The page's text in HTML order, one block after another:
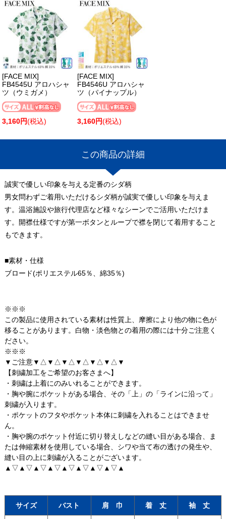
[FACE MIX]
FB4545U アロハシャ
ツ（ウミガメ）
3,160円(税込)
[FACE MIX]
FB4546U アロハシャ
ツ（パイナップル）
3,160円(税込)
この商品の詳細
誠実で優しい印象を与える定番のシダ柄
男女問わずご着用いただけるシダ柄が誠実で優しい印象を与えま
す。温浴施設や旅行代理店など様々なシーンでご活用いただけま
す。開襟仕様ですが第一ボタンとループで襟を閉じて着用すること
もできます。
■素材・仕様
ブロード(ポリエステル65％、綿35％)
※※※
この製品に使用されている素材は性質上、摩擦により他の物に色が
移ることがあります。白物・淡色物との着用の際には十分ご注意く
ださい。
※※※
▼ご注意▼△▼△▼△▼△▼△▼△▼
【刺繍加工をご希望のお客さまへ】
・刺繍は上着にのみいれることができます。
・胸や腕にポケットがある場合、その「上」の「ラインに沿って」
刺繍が入ります。
・ポケットのフタやポケット本体に刺繍を入れることはできませ
ん。
・胸や腕のポケット付近に切り替えしなどの縫い目がある場合、ま
たは伸縮素材を使用している場合、シワや当て布の透けの発生や、
縫い目の上に刺繍が入ることがございます。
▲▽▲▽▲▽▲▽▲▽▲▽▲▽▲▽▲
サイズ バスト 肩 巾 着 丈 袖 丈